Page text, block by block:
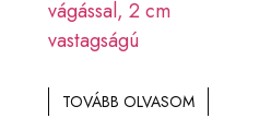
vágással, 2 cm
vastagságú
TOVÁBB OLVASOM